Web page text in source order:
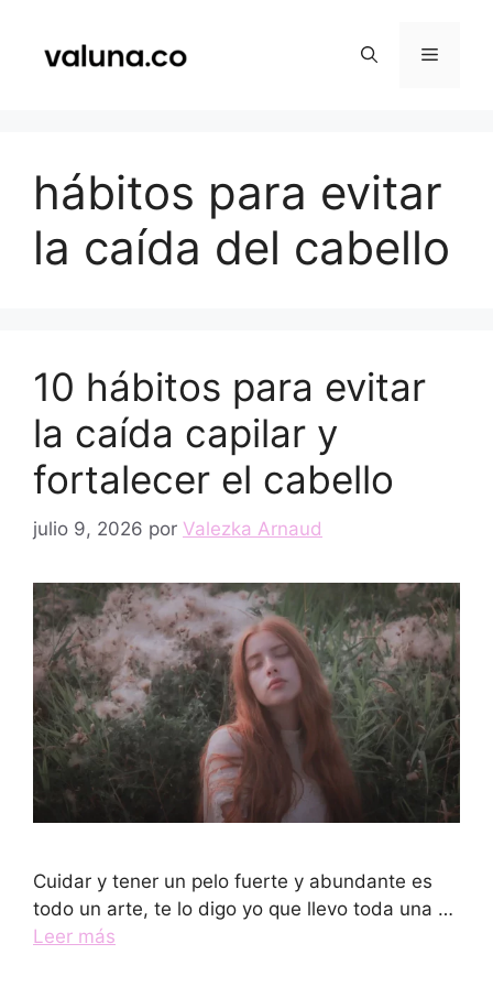
contenido
Menú
hábitos para evitar
la caída del cabello
10 hábitos para evitar
la caída capilar y
fortalecer el cabello
julio 9, 2026 por Valezka Arnaud
Cuidar y tener un pelo fuerte y abundante es
todo un arte, te lo digo yo que llevo toda una …
Leer más